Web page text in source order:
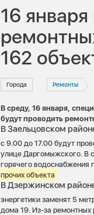
16
162
Города Ремонты
В среду, 16 января,
будут проводить
В Заельцовском
с 9.00 до 17.00 будут
улице Даргомыжского. В
горячего водоснабжения
прочих объекта
В Дзержинском
энергетики заменят 5
дома 19. Из-за ремонтных